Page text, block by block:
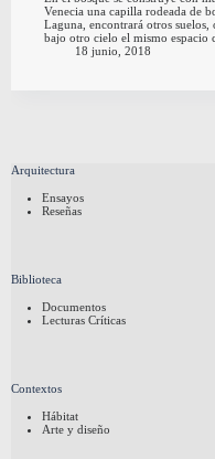
Venecia una capilla rodeada de
Laguna, encontrará otros
bajo otro cielo el mismo espacio
18 junio, 2018
Arquitectura
Ensayos
Reseñas
Biblioteca
Documentos
Lecturas Críticas
Contextos
Hábitat
Arte y diseño